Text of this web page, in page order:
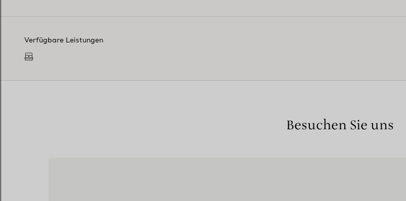
Verfügbare Leistungen
Besuchen Sie uns